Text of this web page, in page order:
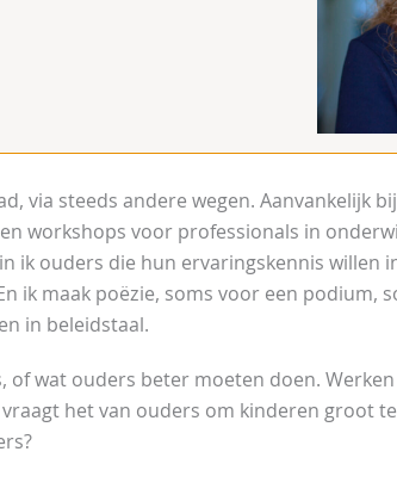
via steeds andere wegen. Aanvankelijk
workshops voor professionals in
ik ouders die hun ervaringskennis willen
ik maak poëzie, soms voor een podium,
in beleidstaal.
wat ouders beter moeten doen.
het van ouders om kinderen groot